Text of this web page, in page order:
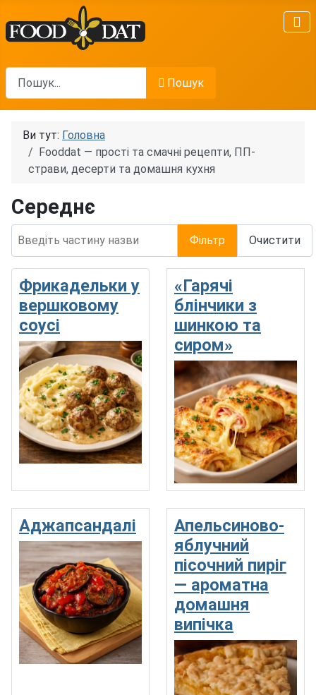
Пошук
Пошук
Ви тут: Головна
Fooddat — прості та смачні рецепти, ПП-
страви, десерти та домашня кухня
Середнє
Фільтр Очистити
Фрикадельки у
вершковому
соусі
«Гарячі
блінчики з
шинкою та
сиром»
Аджапсандалі
Апельсиново-
яблучний
пісочний пиріг
— ароматна
домашня
випічка